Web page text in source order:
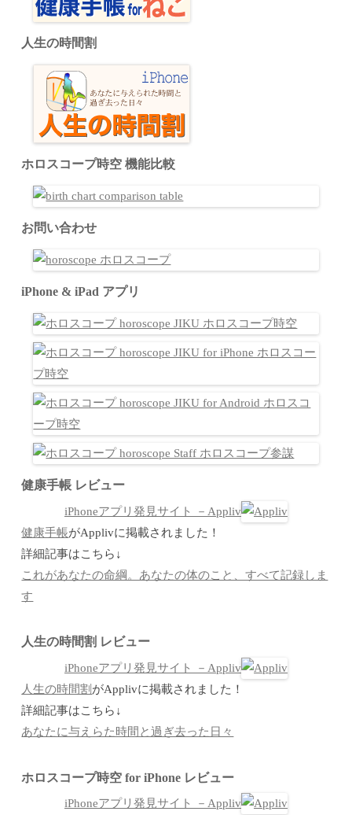
人生の時間割
ホロスコープ時空 機能比較
お問い合わせ
iPhone & iPad アプリ
健康手帳 レビュー
iPhoneアプリ発見サイト －Appliv
健康手帳がApplivに掲載されました！
詳細記事はこちら↓
これがあなたの命綱。あなたの体のこと、すべて記録しま
す
人生の時間割 レビュー
iPhoneアプリ発見サイト －Appliv
人生の時間割 がApplivに掲載されました！
詳細記事はこちら↓
あなたに与えらた時間と過ぎ去った日々
ホロスコープ時空 for iPhone レビュー
iPhoneアプリ発見サイト －Appliv